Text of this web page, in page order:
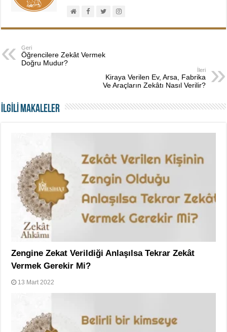
Geri
Öğrencilere Zekât Vermek
Doğru Mudur?
İleri
Kiraya Verilen Ev, Arsa, Fabrika
Ve Araçların Zekâtı Nasıl Verilir?
İLGİLİ MAKALELER
Zengine Zekat Verildiği Anlaşılsa Tekrar Zekât
Vermek Gerekir Mi?
13 Mart 2022